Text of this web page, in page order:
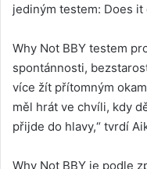
jediným testem: Does it
Why Not BBY testem
spontánnosti,
více žít přítomným
měl hrát ve chvíli, kdy
přijde do hlavy,“ tvrdí
Why Not BBY je podle